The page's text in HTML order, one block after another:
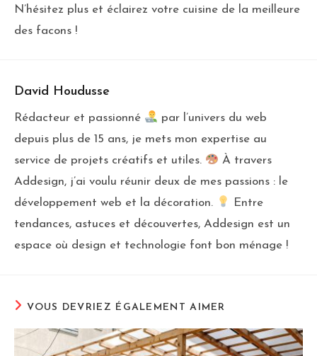
N’hésitez plus et éclairez votre cuisine de la meilleure
des facons !
David Houdusse
Rédacteur et passionné
par l’univers du web
depuis plus de 15 ans, je mets mon expertise au
service de projets créatifs et utiles.
À travers
Addesign, j’ai voulu réunir deux de mes passions : le
développement web et la décoration.
Entre
tendances, astuces et découvertes, Addesign est un
espace où design et technologie font bon ménage !
VOUS DEVRIEZ ÉGALEMENT AIMER